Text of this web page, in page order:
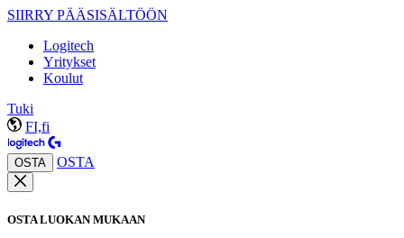
SIIRRY PÄÄSISÄLTÖÖN
Logitech
Yritykset
Koulut
Tuki
FI,fi
OSTA OSTA
OSTA LUOKAN MUKAAN